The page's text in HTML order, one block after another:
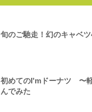
旬のご馳走！幻のキャベ
初めてのI'mドーナツ 〜
んでみた